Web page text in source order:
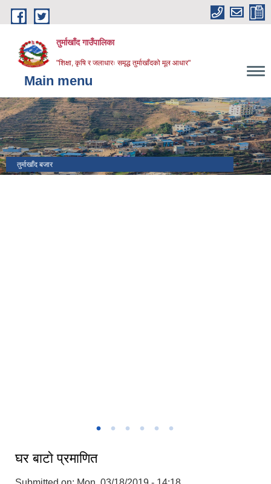
Skip to main content
तुर्माखाँद गाउँपालिका
"शिक्षा, कृषि र जलाधारः समृद्ध तुर्माखाँदको मूल आधार"
Main menu
तुर्माखाँद बजार
पर्यटकीय क्षेत्र तुर्माखाँद गा.पा. वडा नं. ०६ तुल्ता रानीबन
घर बाटाे प्रमाणित